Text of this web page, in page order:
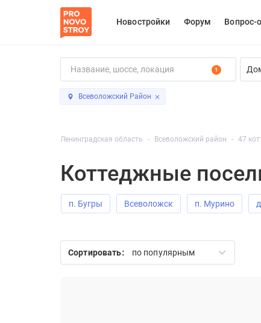
Новостройки Форум Вопрос-
1
Всеволожский Район
Ленинградская область Всеволожский район 47
Коттеджные
п. Бугры Всеволожск п. Мурино
д. Кудрово д. Мистолово п. Янино
Сортировать: по популярным